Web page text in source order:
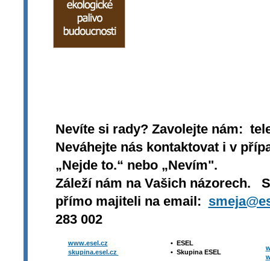
Nevíte si rady? Zavolejte nám:
Neváhejte nás kontaktovat i v
„Nejde to.“ nebo „Nevím".
Záleží nám na Vašich názorech.
přímo majiteli na email:
283 002
www.esel.cz
skupina.esel.cz
• ESEL
• Skupina ESEL